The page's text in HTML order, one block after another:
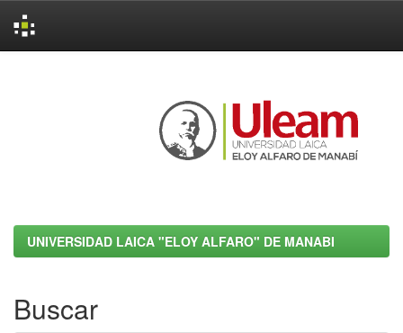
UNIVERSIDAD LAICA "ELOY ALFARO" DE MANABI
Buscar